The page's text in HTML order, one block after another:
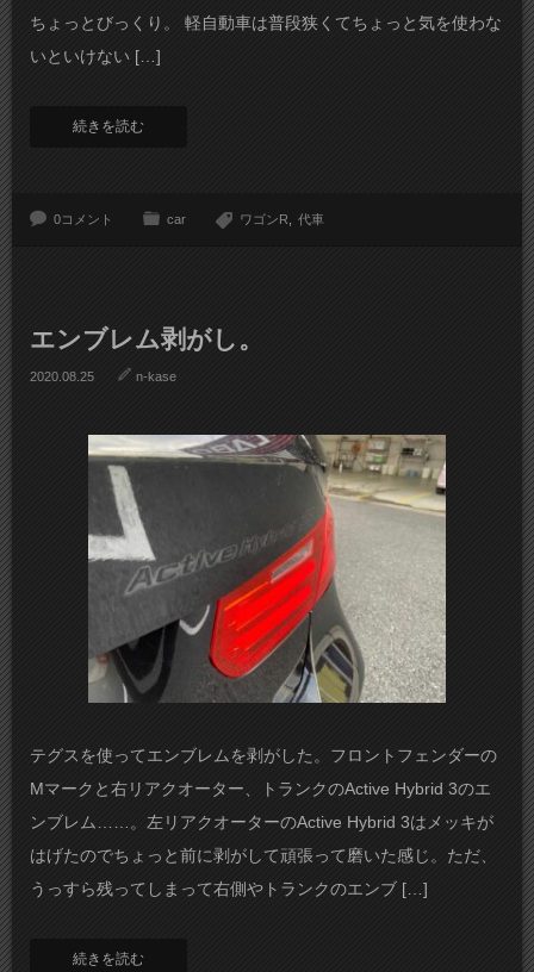
ちょっとびっくり。 軽自動車は普段狭くてちょっと気を使わな
いといけない […]
続きを読む
0コメント car ワゴンR 代車
エンブレム剥がし。
2020.08.25 n-kase
テグスを使ってエンブレムを剥がした。フロントフェンダーの
Mマークと右リアクオーター、トランクのActive Hybrid 3のエ
ンブレム……。左リアクオーターのActive Hybrid 3はメッキが
はげたのでちょっと前に剥がして頑張って磨いた感じ。ただ、
うっすら残ってしまって右側やトランクのエンブ […]
続きを読む